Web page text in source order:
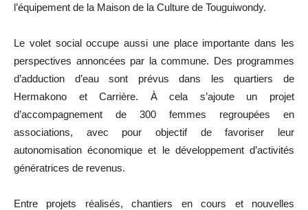
l’équipement de la Maison de la Culture de Touguiwondy.
Le volet social occupe aussi une place importante dans les
perspectives annoncées par la commune. Des programmes
d’adduction d’eau sont prévus dans les quartiers de
Hermakono et Carrière. À cela s’ajoute un projet
d’accompagnement de 300 femmes regroupées en
associations, avec pour objectif de favoriser leur
autonomisation économique et le développement d’activités
génératrices de revenus.
Entre projets réalisés, chantiers en cours et nouvelles